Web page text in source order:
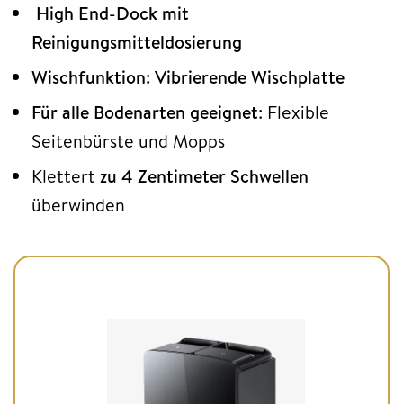
High End-Dock mit
Reinigungsmitteldosierung
Wischfunktion: Vibrierende Wischplatte
Für alle Bodenarten geeignet: Flexible
Seitenbürste und Mopps
Klettert zu 4 Zentimeter Schwellen
überwinden